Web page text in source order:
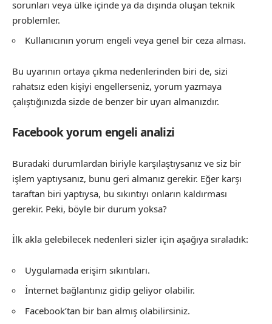
sorunları veya ülke içinde ya da dışında oluşan teknik
problemler.
Kullanıcının yorum engeli veya genel bir ceza alması.
Bu uyarının ortaya çıkma nedenlerinden biri de, sizi
rahatsız eden kişiyi engellerseniz, yorum yazmaya
çalıştığınızda sizde de benzer bir uyarı almanızdır.
Facebook yorum engeli analizi
Buradaki durumlardan biriyle karşılaştıysanız ve siz bir
işlem yaptıysanız, bunu geri almanız gerekir. Eğer karşı
taraftan biri yaptıysa, bu sıkıntıyı onların kaldırması
gerekir. Peki, böyle bir durum yoksa?
İlk akla gelebilecek nedenleri sizler için aşağıya sıraladık:
Uygulamada erişim sıkıntıları.
İnternet bağlantınız gidip geliyor olabilir.
Facebook’tan bir ban almış olabilirsiniz.